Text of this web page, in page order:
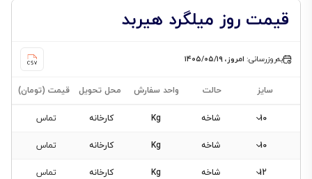
قیمت روز میلگرد هیربد
به‌روزرسانی: امروز، ۱۴۰۵/۰۵/۱۹
سایز حالت واحد سفارش محل تحویل قیمت (تومان)
10 شاخه Kg کارخانه تماس
10 شاخه Kg کارخانه تماس
12 شاخه Kg کارخانه تماس